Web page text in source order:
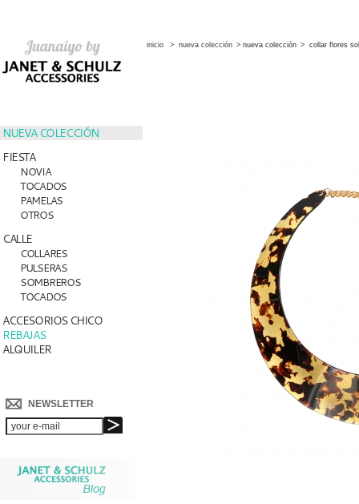
NUEVA COLECCIÓN
FIESTA
NOVIA
TOCADOS
PAMELAS
OTROS
CALLE
COLLARES
PULSERAS
SOMBREROS
TOCADOS
ACCESORIOS CHICO
REBAJAS
ALQUILER
NEWSLETTER
inicio > nueva colección > nueva colección > collar flores